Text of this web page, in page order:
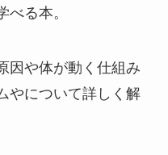
る本。
因や体が動く仕組み
やについて詳しく解